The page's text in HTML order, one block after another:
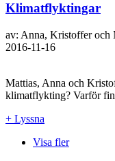
Klimatflyktingar
av: Anna, Kristoffer och
2016-11-16
Mattias, Anna och
klimatflykting? Varför
+ Lyssna
Visa fler